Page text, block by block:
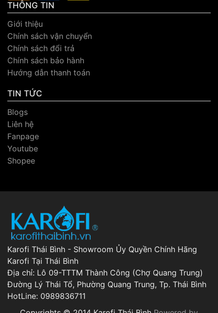
THÔNG TIN
Giới thiệu
Chính sách vận chuyển
Chính sách đổi trả
Chính sách bảo hành
Hướng dẫn thanh toán
TIN TỨC
Blogs
Liên hệ
Fanpage
Youtube
Shopee
Karofi Thái Bình - Showroom Ủy Quyền Chính Hãng
Karofi Tại Thái Bình
Địa chỉ: Lô 09-TTTM Thành Công (Chợ Quang Trung)
Đường Lý Thái Tổ, Phường Quang Trung, Tp. Thái Bình
HotLine: 0989836711